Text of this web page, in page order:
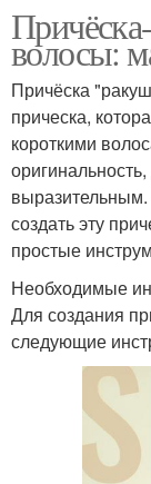
волосы:
Причёска
прическа,
короткими
создать эту
простые
Необходимые
Для создания
следующие